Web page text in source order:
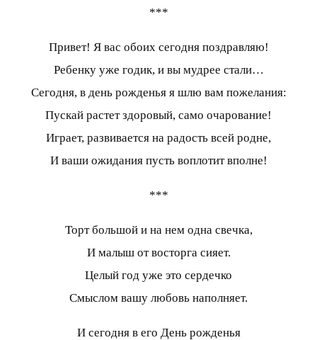
***
Привет! Я вас обоих сегодня поздравляю!
Ребенку уже годик, и вы мудрее стали…
Сегодня, в день рожденья я шлю вам пожелания:
Пускай растет здоровый, само очарование!
Играет, развивается на радость всей родне,
И ваши ожидания пусть воплотит вполне!
***
Торт большой и на нем одна свечка,
И малыш от восторга сияет.
Целый год уже это сердечко
Смыслом вашу любовь наполняет.
И сегодня в его День рожденья